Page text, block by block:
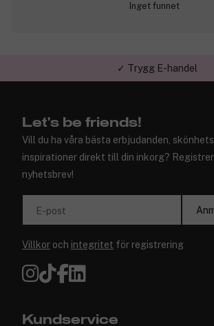
Inget funnet
✓ Trygg E-handel
Let's be friends!
Vill du ha våra bästa erbjudanden,
inspirationer direkt till din inkorg?
nyhetsbrev!
E-post
Villkor och integritet för registrering
Kundservice